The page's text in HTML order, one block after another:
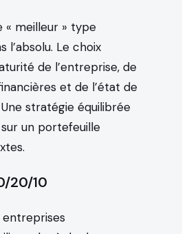
« meilleur » type
l’absolu. Le choix
de l’entreprise, de
et de l’état de
stratégie équilibrée
un portefeuille
20/10
entreprises